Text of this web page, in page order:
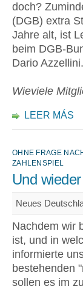
doch?
(DGB) extra
Jahre alt, ist
beim DGB-
Dario Azzellini.
Wieviele
LEER MÁS
OHNE FRAGE
ZAHLENSPIEL
Und
Neues
Nachdem wir
ist, und in
informierte
bestehenden
sollen es im